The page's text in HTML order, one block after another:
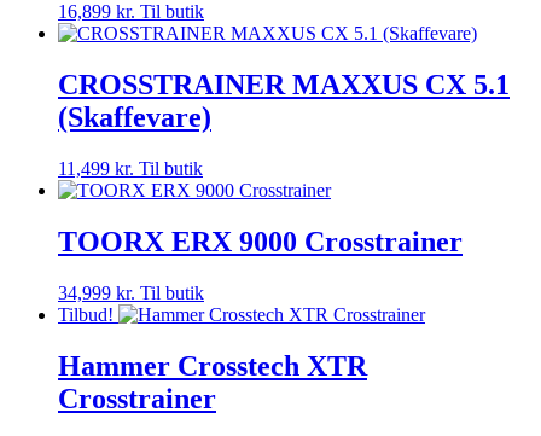
16,899 kr. Til butik
CROSSTRAINER MAXXUS CX 5.1
(Skaffevare)
11,499 kr. Til butik
TOORX ERX 9000 Crosstrainer
34,999 kr. Til butik
Tilbud!
Hammer Crosstech XTR
Crosstrainer